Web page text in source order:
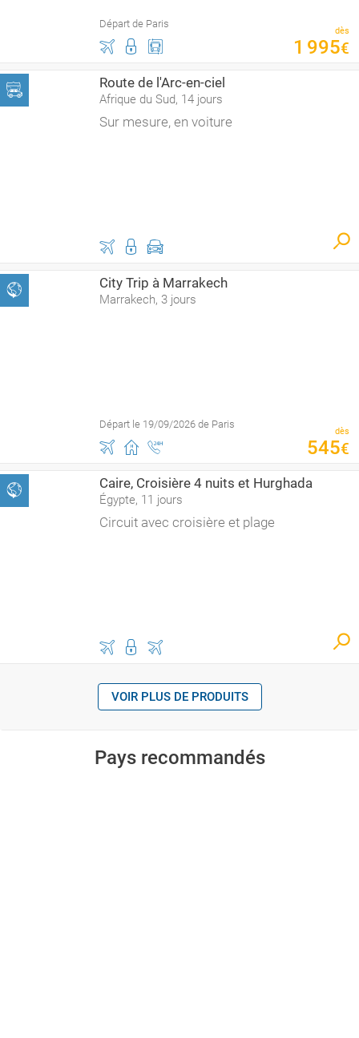
Départ de Paris
dès
1 995€
Route de l'Arc-en-ciel
Afrique du Sud, 14 jours
Sur mesure, en voiture
City Trip à Marrakech
Marrakech, 3 jours
Départ le 19/09/2026 de Paris
dès
545€
Caire, Croisière 4 nuits et Hurghada
Égypte, 11 jours
Circuit avec croisière et plage
VOIR PLUS DE PRODUITS
Pays recommandés